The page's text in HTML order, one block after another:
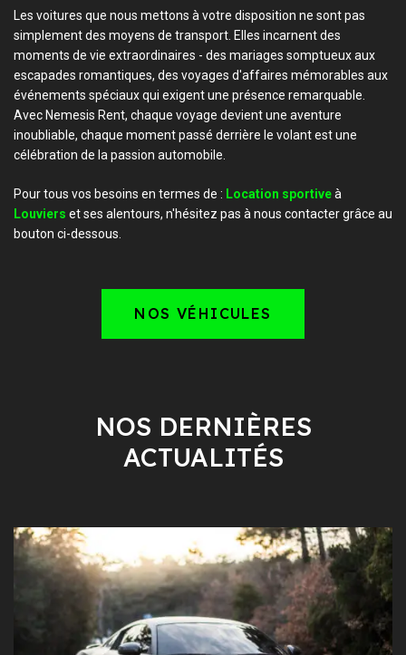
Les voitures que nous mettons à votre disposition ne sont pas
simplement des moyens de transport. Elles incarnent des
moments de vie extraordinaires - des mariages somptueux aux
escapades romantiques, des voyages d'affaires mémorables aux
événements spéciaux qui exigent une présence remarquable.
Avec Nemesis Rent, chaque voyage devient une aventure
inoubliable, chaque moment passé derrière le volant est une
célébration de la passion automobile.
Pour tous vos besoins en termes de : Location sportiveà
Louviers et ses alentours, n'hésitez pas à nous contacter grâce au
bouton ci-dessous.
NOS VÉHICULES
NOS DERNIÈRES
ACTUALITÉS